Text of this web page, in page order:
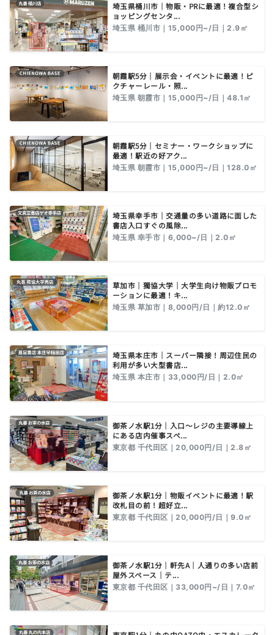
埼玉県桶川市｜物販・PRに最適！複合型シ
ョッピングセンタ...
埼玉県 桶川市｜15,000円~/日｜2.9㎡
朝霞駅5分｜展示会・イベントに最適！ピ
クチャーレール・照...
埼玉県 朝霞市｜15,000円~/日｜48.1㎡
朝霞駅5分｜セミナー・ワークショップに
最適！駅近の好アク...
埼玉県 朝霞市｜15,000円~/日｜128.0㎡
埼玉県幸手市｜交通量の多い道路に面した
書店入口すぐの風除...
埼玉県 幸手市｜6,000~/日｜2.0㎡
草加市｜獨協大学｜大学生向け物販プロモ
ーションに最適！キ...
埼玉県 草加市｜8,000円/日｜約12.0㎡
埼玉県本庄市｜スーパー隣接！周辺住民の
利用が多い大型書店...
埼玉県 本庄市｜33,000円/日｜2.0㎡
御茶ノ水駅1分｜入口～レジの主要導線上
にある店内催事スペ...
東京都 千代田区｜20,000円/日｜2.8㎡
御茶ノ水駅1分｜物販イベントに最適！駅
改札目の前！超好立...
東京都 千代田区｜20,000円/日｜9.0㎡
御茶ノ水駅1分｜軒先A｜人通りの多い店前
屋外スペース｜テ...
東京都 千代田区｜33,000円~/日｜7.0㎡